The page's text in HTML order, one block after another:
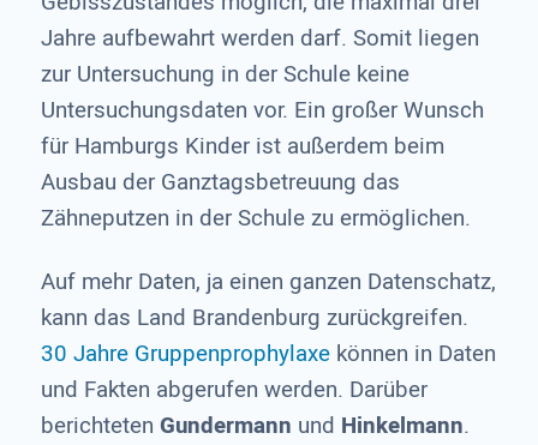
Jahre aufbewahrt werden darf. Somit liegen
zur Untersuchung in der Schule keine
Untersuchungsdaten vor. Ein großer Wunsch
für Hamburgs Kinder ist außerdem beim
Ausbau der Ganztagsbetreuung das
Zähneputzen in der Schule zu ermöglichen.
Auf mehr Daten, ja einen ganzen Datenschatz,
kann das Land Brandenburg zurückgreifen.
30 Jahre Gruppenprophylaxekönnen in Daten
und Fakten abgerufen werden. Darüber
berichteten Gundermann und Hinkelmann.